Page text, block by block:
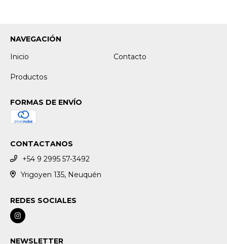
NAVEGACIÓN
Inicio
Contacto
Productos
FORMAS DE ENVÍO
CONTACTANOS
+54 9 2995 57-3492
Yrigoyen 135, Neuquén
REDES SOCIALES
NEWSLETTER